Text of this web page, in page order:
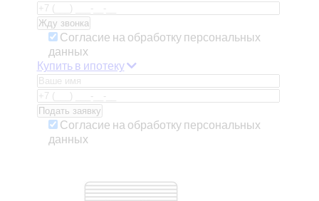
Согласие на обработку персональных
данных
Купить в ипотеку
Согласие на обработку персональных
данных